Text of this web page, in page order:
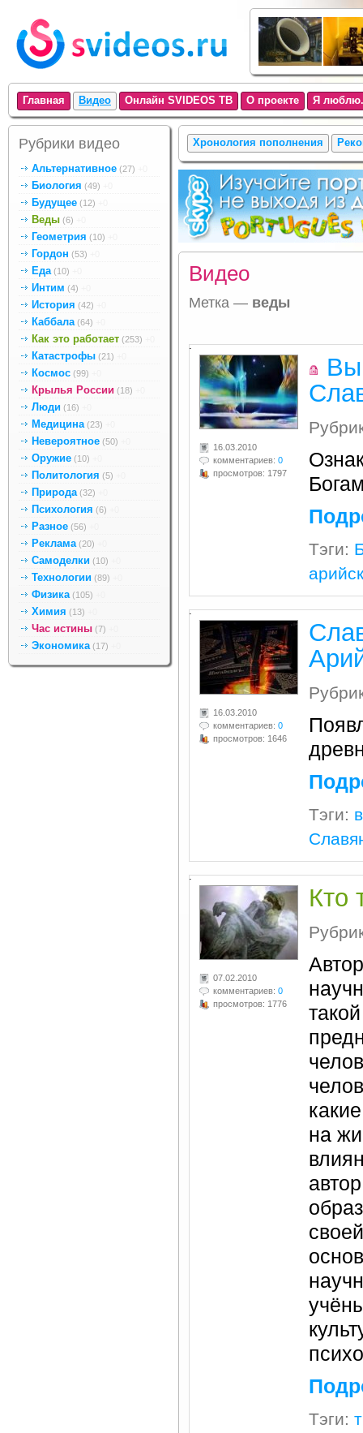
Главная Видео Онлайн SVIDEOS ТВ О проекте Я
Рубрики видео
Альтернативное (27)
Биология (49)
Будущее (12)
Веды (6)
Геометрия (10)
Гордон (53)
Еда (10)
Интим (4)
История (42)
Каббала (64)
Как это работает (253)
Катастрофы (21)
Космос (99)
Крылья России (18)
Люди (16)
Медицина (23)
Невероятное (50)
Оружие (10)
Политология (5)
Природа (32)
Психология (6)
Разное (56)
Реклама (20)
Самоделки (10)
Технологии (89)
Физика (105)
Химия (13)
Час истины (7)
Экономика (17)
Хронология пополнения
Видео
Метка — веды
.
16.03.2010
комментариев: 0
просмотров: 1797
Тэги:
.
16.03.2010
комментариев: 0
просмотров: 1646
Тэги:
.
07.02.2010
комментариев: 0
просмотров: 1776
Кто
на
Тэги: